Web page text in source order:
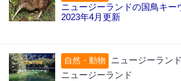
ニュージーランドの国鳥キー
2023年4月更新
自然・動物
ニュージーラン
ニュージーランド